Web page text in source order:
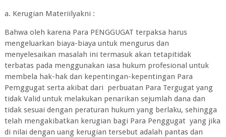
a. Kerugian Materiilyakni :
Bahwa oleh karena Para PENGGUGAT terpaksa harus
mengeluarkan biaya-biaya untuk mengurus dan
menyelesaikan masalah ini termasuk akan tetapitidak
terbatas pada menggunakan iasa hukum profesional untuk
membela hak-hak dan kepentingan-kepentingan Para
Pemggugat serta akibat dari perbuatan Para Tergugat yang
tidak Valid untuk melakukan penarikan sejumlah dana dan
tidak sesuai dengan peraturan hukum yang berlaku, sehingga
telah mengakibatkan kerugian bagi Para Penggugat yang jika
di nilai dengan uang kerugian tersebut adalah pantas dan